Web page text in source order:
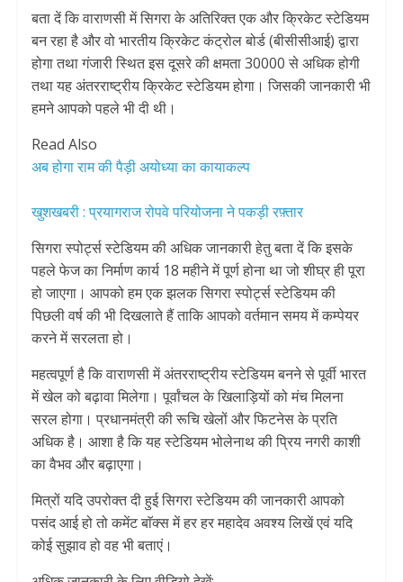
बता दें कि वाराणसी में सिगरा के अतिरिक्त एक और क्रिकेट स्टेडियम
बन रहा है और वो भारतीय क्रिकेट कंट्रोल बोर्ड (बीसीसीआई) द्वारा
होगा तथा गंजारी स्थित इस दूसरे की क्षमता 30000 से अधिक होगी
तथा यह अंतरराष्ट्रीय क्रिकेट स्टेडियम होगा। जिसकी जानकारी भी
हमने आपको पहले भी दी थी।
Read Also
अब होगा राम की पैड़ी अयोध्या का कायाकल्प
खुशखबरी : प्रयागराज रोपवे परियोजना ने पकड़ी रफ़्तार
सिगरा स्पोर्ट्स स्टेडियम की अधिक जानकारी हेतु बता दें कि इसके
पहले फेज का निर्माण कार्य 18 महीने में पूर्ण होना था जो शीघ्र ही पूरा
हो जाएगा। आपको हम एक झलक सिगरा स्पोर्ट्स स्टेडियम की
पिछली वर्ष की भी दिखलाते हैं ताकि आपको वर्तमान समय में कम्पेयर
करने में सरलता हो।
महत्वपूर्ण है कि वाराणसी में अंतरराष्ट्रीय स्टेडियम बनने से पूर्वी भारत
में खेल को बढ़ावा मिलेगा। पूर्वांचल के खिलाड़ियों को मंच मिलना
सरल होगा। प्रधानमंत्री की रूचि खेलों और फिटनेस के प्रति
अधिक है। आशा है कि यह स्टेडियम भोलेनाथ की प्रिय नगरी काशी
का वैभव और बढ़ाएगा।
मित्रों यदि उपरोक्त दी हुई सिगरा स्टेडियम की जानकारी आपको
पसंद आई हो तो कमेंट बाॅक्स में हर हर महादेव अवश्य लिखें एवं यदि
कोई सुझाव हो वह भी बताएं।